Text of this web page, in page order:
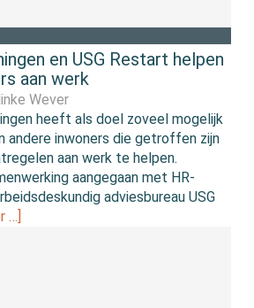
en USG Restart helpen
aan werk
Wever
heeft als doel zoveel mogelijk
andere inwoners die getroffen zijn
aan werk te helpen.
aangegaan met HR-
adviesbureau USG
…]